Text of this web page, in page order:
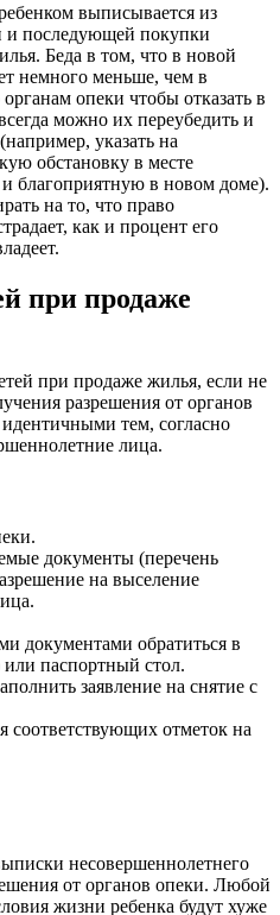
выписывается из
и последующей покупки
Беда в том, что в новой
немного меньше, чем в
опеки чтобы отказать в
можно их переубедить и
указать на
обстановку в месте
благоприятную в новом доме).
на то, что право
как и процент его
при продаже
при продаже жилья, если не
разрешения от органов
тем, согласно
лица.
документы (перечень
на выселение
документами обратиться в
паспортный стол.
заявление на снятие с
соответствующих отметок на
несовершеннолетнего
от органов опеки. Любой
жизни ребенка будут хуже